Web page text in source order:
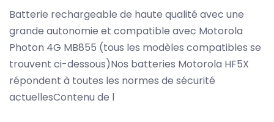
Batterie rechargeable de haute qualité avec une
grande autonomie et compatible avec Motorola
Photon 4G MB855 (tous les modèles compatibles se
trouvent ci-dessous)Nos batteries Motorola HF5X
répondent à toutes les normes de sécurité
actuellesContenu de l